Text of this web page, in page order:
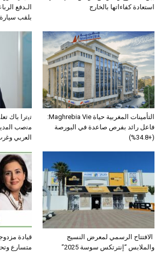
بلقب سيارة
استعادة كفاءاتها بالخارج
ﺗﯾﺗرا ﺑﺎك
ﻣﻧﺻب
اﻟﻌرﺑﻲ
التأمينات المغربية حياة Maghrebia Vie:
فاعل رائد بفرص صاعدة في البورصة
(+34.8%)
قيادة
متسارع
الافتتاح الرسمي لمعرض النسيج
والملابس “إنترتكس سوسة 2025”